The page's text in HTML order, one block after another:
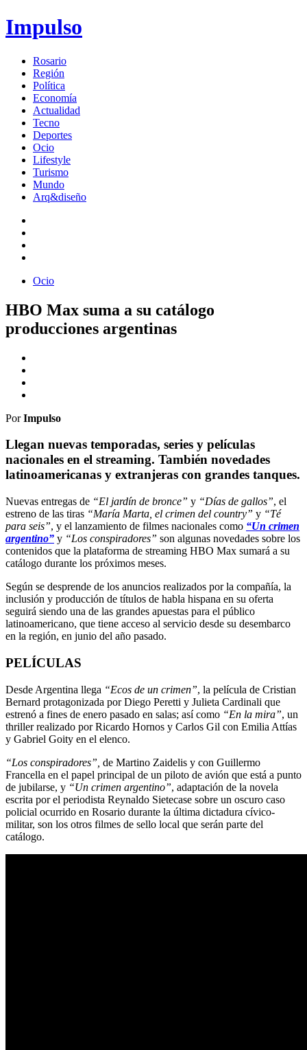
Impulso
Rosario
Región
Política
Economía
Actualidad
Tecno
Deportes
Ocio
Lifestyle
Turismo
Mundo
Arq&diseño
Ocio
HBO Max suma a su catálogo
producciones argentinas
PorImpulso
Llegan nuevas temporadas, series y películas
nacionales en el streaming. También novedades
latinoamericanas y extranjeras con grandes tanques.
Nuevas entregas de “El jardín de bronce” y “Días de gallos”, el
estreno de las tiras “María Marta, el crimen del country” y “Té
para seis”, y el lanzamiento de filmes nacionales como “Un crimen
argentino” y “Los conspiradores” son algunas novedades sobre los
contenidos que la plataforma de streaming HBO Max sumará a su
catálogo durante los próximos meses.
Según se desprende de los anuncios realizados por la compañía, la
inclusión y producción de títulos de habla hispana en su oferta
seguirá siendo una de las grandes apuestas para el público
latinoamericano, que tiene acceso al servicio desde su desembarco
en la región, en junio del año pasado.
PELÍCULAS
Desde Argentina llega “Ecos de un crimen”, la película de Cristian
Bernard protagonizada por Diego Peretti y Julieta Cardinali que
estrenó a fines de enero pasado en salas; así como “En la mira”, un
thriller realizado por Ricardo Hornos y Carlos Gil con Emilia Attías
y Gabriel Goity en el elenco.
“Los conspiradores”, de Martino Zaidelis y con Guillermo
Francella en el papel principal de un piloto de avión que está a punto
de jubilarse, y “Un crimen argentino”, adaptación de la novela
escrita por el periodista Reynaldo Sietecase sobre un oscuro caso
policial ocurrido en Rosario durante la última dictadura cívico-
militar, son los otros filmes de sello local que serán parte del
catálogo.